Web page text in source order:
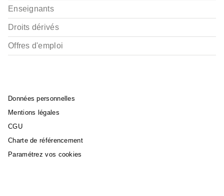
Enseignants
Droits dérivés
Offres d'emploi
Données personnelles
Mentions légales
CGU
Charte de référencement
Paramétrez vos cookies